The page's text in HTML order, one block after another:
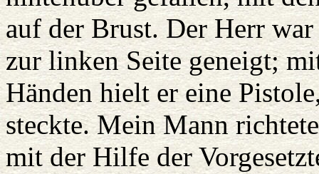
auf der Brust. Der Herr
zur linken Seite geneigt;
Händen hielt er eine
steckte. Mein Mann
mit der Hilfe der